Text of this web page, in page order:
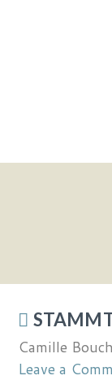
Camille
Leave a